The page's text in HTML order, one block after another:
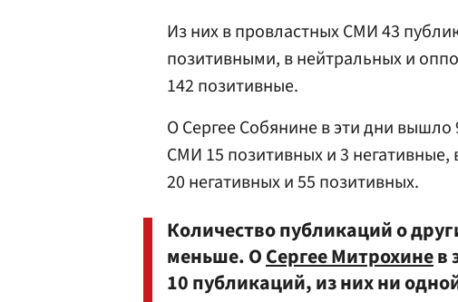
Из них в провластных СМИ 43
позитивными, в нейтральных и
142 позитивные.
О Сергее Собянине в эти дни
СМИ 15 позитивных и 3
20 негативных и 55 позитивных.
Количество публикаций о
меньше. ОСергее Митрохинев
10 публикаций, из них ни